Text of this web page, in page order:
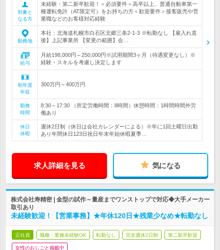
対象と
なる方
未経験・第二新卒歓迎！＜必須要件＞高卒以上、普通自動車第一
種運転免許（AT限定可）をお持ちの方＜歓迎要件＞接客販売や営
業職などのお客様対応経験
勤務地
本社：北海道札幌市白石区北郷三条2-1-3 ※転勤なし 【雇入れ直
後】上記事業所 【変更の範囲】会…
給与
月給198,000円～250,000円※試用期間3ヶ月（待遇変更なし）※
経験・スキルを考慮し決定します
初年度
年収
300万円～400万円
勤務
時間
8:30～17:30 （所定労働時間：8時間）休憩時間：1時間時間外労
働あり
休日
休暇
週休2日制（休日は会社カレンダーによる）※年に1回土曜日出勤
あり年間休日123日祝日年末年始休暇夏季…
求人詳細を見る 気になる
株式会社寿精密 | 金型の試作～量産までワンストップで対応◆大手メーカー
取引あり
未経験歓迎！【営業事務】★年休120日★残業少なめ★転勤なし
正社員 職種・業種未経験OK 転勤なし 完全週休2日制 第二新卒歓迎
女性のおしごと掲載中